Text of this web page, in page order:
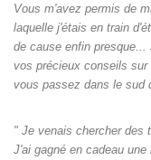
Vous m'avez permis de
laquelle j'étais en train
de cause enfin
vos précieux conseils
vous passez dans le sud
" Je venais chercher des
J'ai gagné en cadeau